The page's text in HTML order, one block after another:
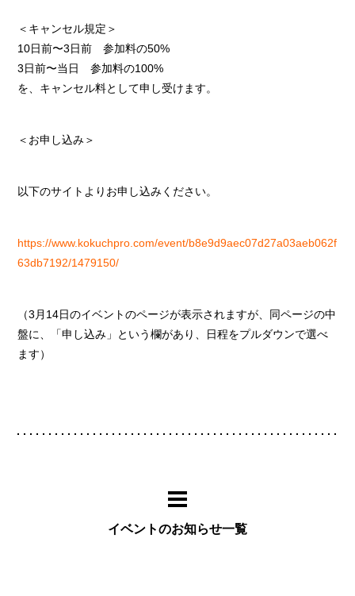
＜キャンセル規定＞
10日前〜3日前 参加料の50%
3日前〜当日 参加料の100%
を、キャンセル料として申し受けます。
＜お申し込み＞
以下のサイトよりお申し込みください。
https://www.kokuchpro.com/event/b8e9d9aec07d27a03aeb062f
63db7192/1479150/
（3月14日のイベントのページが表示されますが、同ページの中
盤に、「申し込み」という欄があり、日程をプルダウンで選べ
ます）
イベントのお知らせ一覧